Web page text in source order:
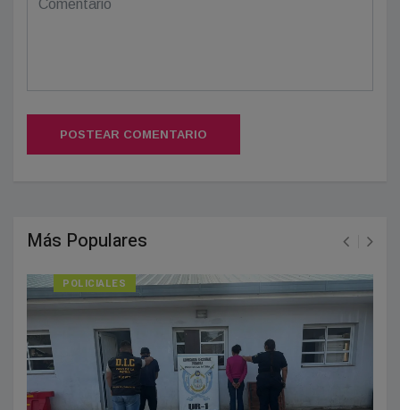
POSTEAR COMENTARIO
Más Populares
POLICIALES